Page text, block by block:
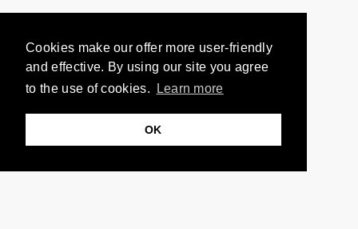
Cookies make our offer more user-friendly
and effective. By using our site you agree
to the use of cookies.
Learn more
OK